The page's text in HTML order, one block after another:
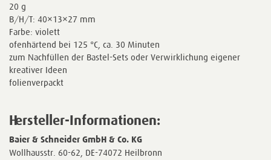
20 g
B/H/T: 40×13×27 mm
Farbe: violett
ofenhärtend bei 125 °C, ca. 30 Minuten
zum Nachfüllen der Bastel-Sets oder Verwirklichung eigener
kreativer Ideen
folienverpackt
Hersteller-Informationen:
Baier & Schneider GmbH & Co. KG
Wollhausstr. 60-62, DE-74072 Heilbronn